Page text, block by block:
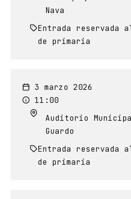
Nava
Entrada reservada
de primaria
3 marzo 2026
11:00
Auditorio
Guardo
Entrada reservada
de primaria